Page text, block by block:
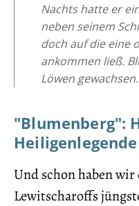
Nachts hatte er
neben seinem
doch auf die eine
ankommen ließ.
Löwen
"Blumenberg":
Heiligenlegende
Und schon haben
Lewitscharoffs